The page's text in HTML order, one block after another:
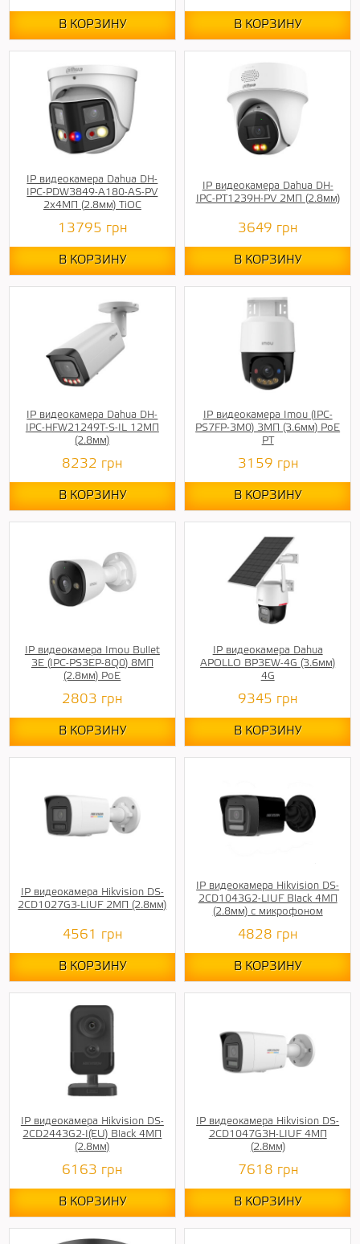
В КОРЗИНУ В КОРЗИНУ
IP видеокамера Dahua DH-
IPC-PDW3849-A180-AS-PV
2x4МП (2.8мм) TiOC
13795 грн
В КОРЗИНУ
IP видеокамера Dahua DH-
IPC-PT1239H-PV 2МП (2.8мм)
3649 грн
В КОРЗИНУ
IP видеокамера Dahua DH-
IPC-HFW21249T-S-IL 12МП
(2.8мм)
8232 грн
В КОРЗИНУ
IP видеокамера Imou (IPC-
PS7FP-3M0) 3МП (3.6мм) PoE
PT
3159 грн
В КОРЗИНУ
IP видеокамера Imou Bullet
3E (IPC-PS3EP-8Q0) 8МП
(2.8мм) PoE
2803 грн
В КОРЗИНУ
IP видеокамера Dahua
APOLLO BP3EW-4G (3.6мм)
4G
9345 грн
В КОРЗИНУ
IP видеокамера Hikvision DS-
2CD1027G3-LIUF 2МП (2.8мм)
4561 грн
В КОРЗИНУ
IP видеокамера Hikvision DS-
2CD1043G2-LIUF Black 4МП
(2.8мм) с микрофоном
4828 грн
В КОРЗИНУ
IP видеокамера Hikvision DS-
2CD2443G2-I(EU) Black 4МП
(2.8мм)
6163 грн
В КОРЗИНУ
IP видеокамера Hikvision DS-
2CD1047G3H-LIUF 4МП
(2.8мм)
7618 грн
В КОРЗИНУ